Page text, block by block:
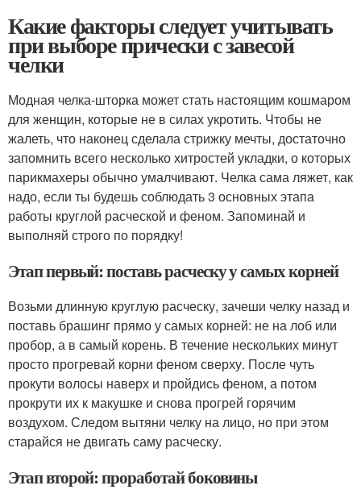
Какие факторы следует учитывать
при выборе прически с завесой
челки
Модная челка-шторка может стать настоящим кошмаром
для женщин, которые не в силах укротить. Чтобы не
жалеть, что наконец сделала стрижку мечты, достаточно
запомнить всего несколько хитростей укладки, о которых
парикмахеры обычно умалчивают. Челка сама ляжет, как
надо, если ты будешь соблюдать 3 основных этапа
работы круглой расческой и феном. Запоминай и
выполняй строго по порядку!
Этап первый: поставь расческу у самых корней
Возьми длинную круглую расческу, зачеши челку назад и
поставь брашинг прямо у самых корней: не на лоб или
пробор, а в самый корень. В течение нескольких минут
просто прогревай корни феном сверху. После чуть
прокути волосы наверх и пройдись феном, а потом
прокрути их к макушке и снова прогрей горячим
воздухом. Следом вытяни челку на лицо, но при этом
старайся не двигать саму расческу.
Этап второй: проработай боковины